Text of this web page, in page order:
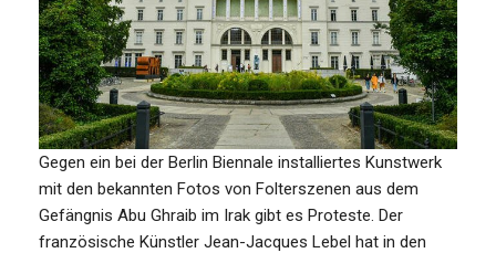
Gegen ein bei der Berlin Biennale installiertes Kunstwerk
mit den bekannten Fotos von Folterszenen aus dem
Gefängnis Abu Ghraib im Irak gibt es Proteste. Der
französische Künstler Jean-Jacques Lebel hat in den